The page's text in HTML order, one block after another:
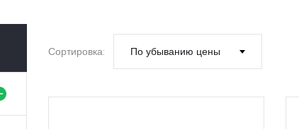
Сортировка: По убыванию цены